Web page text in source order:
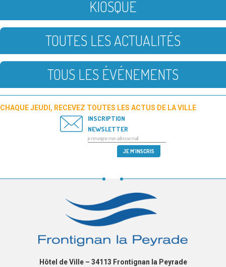
KIOSQUE
TOUTES LES ACTUALITÉS
TOUS LES ÉVÉNEMENTS
CHAQUE JEUDI, RECEVEZ TOUTES LES ACTUS DE LA VILLE
INSCRIPTION
NEWSLETTER
Hôtel de Ville – 34113 Frontignan la Peyrade